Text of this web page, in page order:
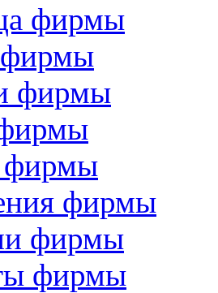
фирмы
фирмы
фирмы
фирмы
фирмы
фирмы